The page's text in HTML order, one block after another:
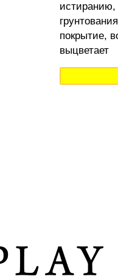
истиранию,
покрытие,
выцветает